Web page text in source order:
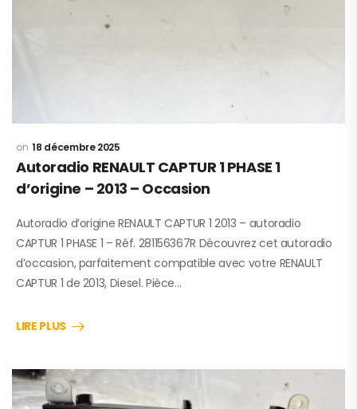
18 décembre 2025
Autoradio RENAULT CAPTUR 1 PHASE 1
d’origine – 2013 – Occasion
Autoradio d’origine RENAULT CAPTUR 1 2013 – autoradio
CAPTUR 1 PHASE 1 – Réf. 281156367R Découvrez cet autoradio
d’occasion, parfaitement compatible avec votre RENAULT
CAPTUR 1 de 2013, Diesel. Pièce…
LIRE PLUS